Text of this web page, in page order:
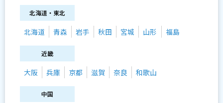
北海道・東北
北海道 青森 岩手 秋田 宮城 山形 福島
近畿
大阪 兵庫 京都 滋賀 奈良 和歌山
中国